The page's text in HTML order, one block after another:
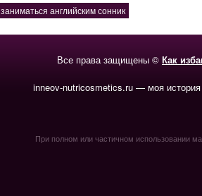
заниматься английским сонник
Все права защищены © Как
inneov-nutricosmetics.ru — моя
При полном или частичном использовании